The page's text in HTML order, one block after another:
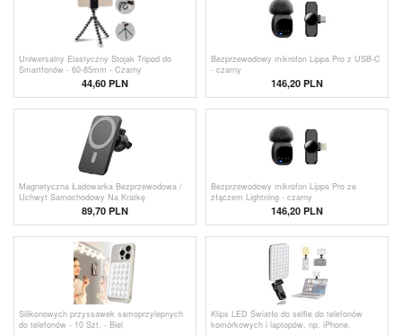
Uniwersalny Elastyczny Stojak Tripod do
Smartfonów - 60-85mm - Czarny
44,60 PLN
Bezprzewodowy mikrofon Lippa Pro z USB-C
- czarny
146,20 PLN
Magnetyczna Ładowarka Bezprzewodowa /
Uchwyt Samochodowy Na Kratkę
Wentylacyjną SZDJ N16 do iPhone
12/13/14/15/16/17/Air - 15W
89,70 PLN
Bezprzewodowy mikrofon Lippa Pro ze
złączem Lightning - czarny
146,20 PLN
Silikonowych przyssawek samoprzylepnych
do telefonów - 10 Szt. - Biel
Klips LED Światło do selfie do telefonów
komórkowych i laptopów, np. iPhone,